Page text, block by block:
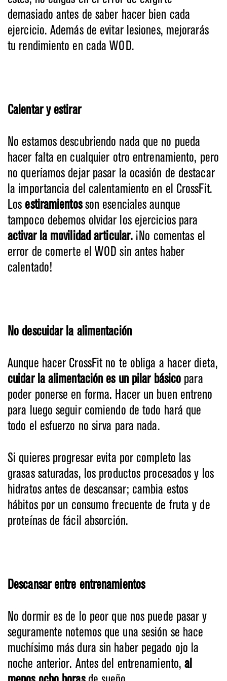
demasiado antes de saber hacer bien cada
ejercicio. Además de evitar lesiones, mejorarás
tu rendimiento en cada WOD.
Calentar y estirar
No estamos descubriendo nada que no pueda
hacer falta en cualquier otro entrenamiento, pero
no queríamos dejar pasar la ocasión de destacar
la importancia del calentamiento en el CrossFit.
Los estiramientos son esenciales aunque
tampoco debemos olvidar los ejercicios para
activar la movilidad articular. ¡No comentas el
error de comerte el WOD sin antes haber
calentado!
No descuidar la alimentación
Aunque hacer CrossFit no te obliga a hacer dieta,
cuidar la alimentación es un pilar básico para
poder ponerse en forma. Hacer un buen entreno
para luego seguir comiendo de todo hará que
todo el esfuerzo no sirva para nada.
Si quieres progresar evita por completo las
grasas saturadas, los productos procesados y los
hidratos antes de descansar; cambia estos
hábitos por un consumo frecuente de fruta y de
proteínas de fácil absorción.
Descansar entre entrenamientos
No dormir es de lo peor que nos puede pasar y
seguramente notemos que una sesión se hace
muchísimo más dura sin haber pegado ojo la
noche anterior. Antes del entrenamiento, al